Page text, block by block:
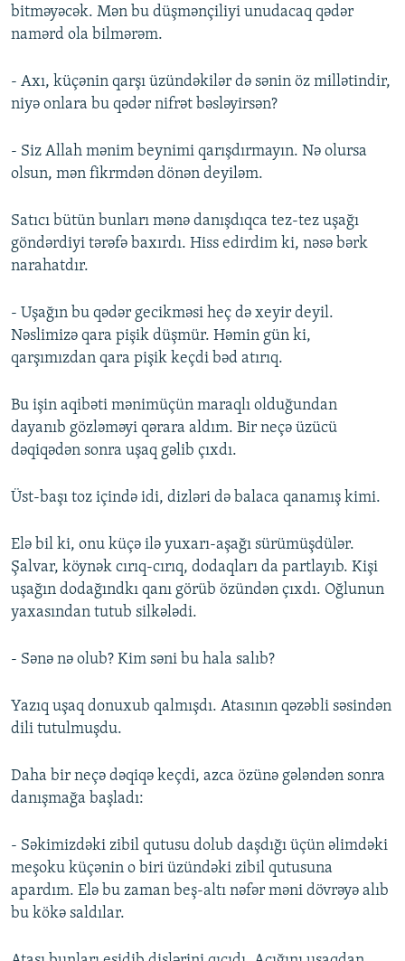
bitməyəcək. Mən bu düşmənçiliyi unudacaq qədər
namərd ola bilmərəm.
- Axı, küçənin qarşı üzündəkilər də sənin öz millətindir,
niyə onlara bu qədər nifrət bəsləyirsən?
- Siz Allah mənim beynimi qarışdırmayın. Nə olursa
olsun, mən fikrmdən dönən deyiləm.
Satıcı bütün bunları mənə danışdıqca tez-tez uşağı
göndərdiyi tərəfə baxırdı. Hiss edirdim ki, nəsə bərk
narahatdır.
- Uşağın bu qədər gecikməsi heç də xeyir deyil.
Nəslimizə qara pişik düşmür. Həmin gün ki,
qarşımızdan qara pişik keçdi bəd atırıq.
Bu işin aqibəti mənimüçün maraqlı olduğundan
dayanıb gözləməyi qərara aldım. Bir neçə üzücü
dəqiqədən sonra uşaq gəlib çıxdı.
Üst-başı toz içində idi, dizləri də balaca qanamış kimi.
Elə bil ki, onu küçə ilə yuxarı-aşağı sürümüşdülər.
Şalvar, köynək cırıq-cırıq, dodaqları da partlayıb. Kişi
uşağın dodağındkı qanı görüb özündən çıxdı. Oğlunun
yaxasından tutub silkələdi.
- Sənə nə olub? Kim səni bu hala salıb?
Yazıq uşaq donuxub qalmışdı. Atasının qəzəbli səsindən
dili tutulmuşdu.
Daha bir neçə dəqiqə keçdi, azca özünə gələndən sonra
danışmağa başladı:
- Səkimizdəki zibil qutusu dolub daşdığı üçün əlimdəki
meşoku küçənin o biri üzündəki zibil qutusuna
apardım. Elə bu zaman beş-altı nəfər məni dövrəyə alıb
bu kökə saldılar.